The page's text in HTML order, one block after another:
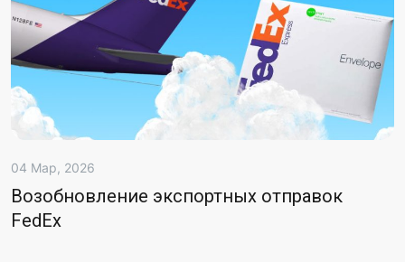
04 Мар, 2026
Возобновление экспортных отправок
FedEx